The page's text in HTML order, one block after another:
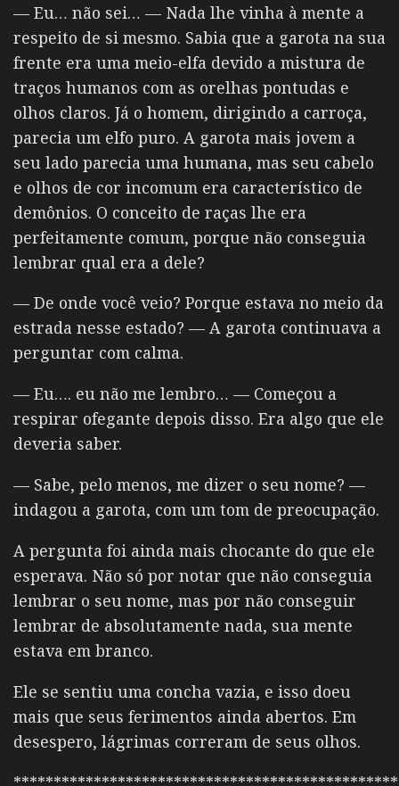
— Eu… não sei… — Nada lhe vinha à mente a
respeito de si mesmo. Sabia que a garota na sua
frente era uma meio-elfa devido a mistura de
traços humanos com as orelhas pontudas e
olhos claros. Já o homem, dirigindo a carroça,
parecia um elfo puro. A garota mais jovem a
seu lado parecia uma humana, mas seu cabelo
e olhos de cor incomum era característico de
demônios. O conceito de raças lhe era
perfeitamente comum, porque não conseguia
lembrar qual era a dele?
— De onde você veio? Porque estava no meio da
estrada nesse estado? — A garota continuava a
perguntar com calma.
— Eu…. eu não me lembro… — Começou a
respirar ofegante depois disso. Era algo que ele
deveria saber.
— Sabe, pelo menos, me dizer o seu nome? —
indagou a garota, com um tom de preocupação.
A pergunta foi ainda mais chocante do que ele
esperava. Não só por notar que não conseguia
lembrar o seu nome, mas por não conseguir
lembrar de absolutamente nada, sua mente
estava em branco.
Ele se sentiu uma concha vazia, e isso doeu
mais que seus ferimentos ainda abertos. Em
desespero, lágrimas correram de seus olhos.